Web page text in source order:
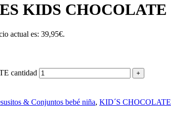
KIDS CHOCOLATE
actual es: 39,95€.
cantidad
& Conjuntos bebé niña, KID´S CHOCOLATE